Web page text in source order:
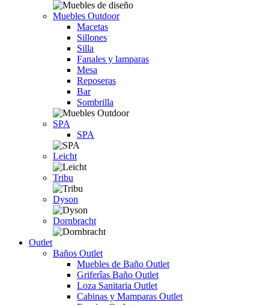
Muebles Outdoor
Macetas
Sillones
Silla
Fanales y lamparas
Mesa
Reposeras
Bar
Sombrilla
SPA
SPA
Leicht
Tribu
Dyson
Dornbracht
Outlet
Baños Outlet
Muebles de Baño Outlet
Griferîas Baño Outlet
Loza Sanitaria Outlet
Cabinas y Mamparas Outlet